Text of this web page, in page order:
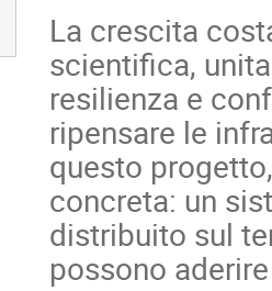
La crescita
scientifica,
resilienza e
ripensare le
questo
concreta: un
distribuito sul
possono